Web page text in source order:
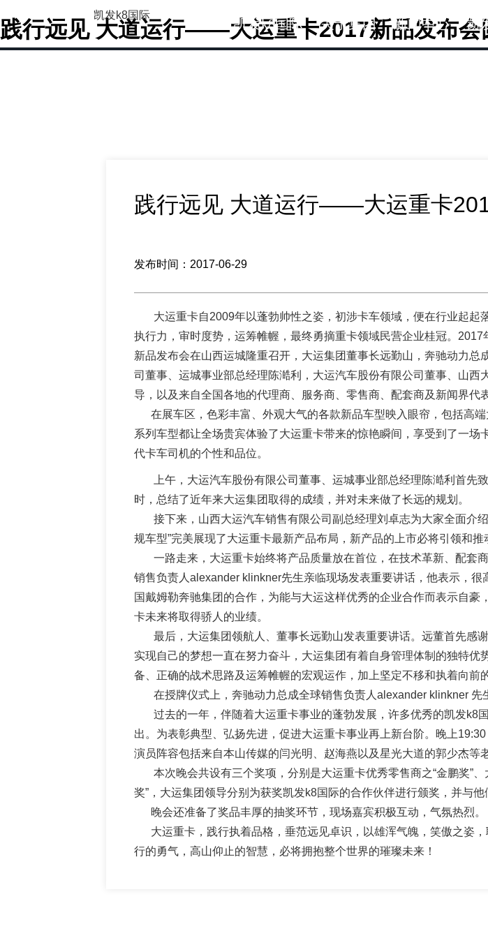
践行远见 大道运行——大运重卡2017新品发布会
凯发k8国际
凯发k8国际 关于集团 新闻中心 凯
践行远见 大道运行——大运重卡
发布时间：2017-06-29
大运重卡自2009年以蓬勃帅性之姿，初涉卡车领域，便在行业起起
执行力，审时度势，运筹帷幄，最终勇摘重卡领域民营企业桂冠。
新品发布会在山西运城隆重召开，大运集团董事长远勤山，奔驰动力
司董事、运城事业部总经理陈澔利，大运汽车股份有限公司董事、山
导，以及来自全国各地的代理商、服务商、零售商、配套商及新闻界代
在展车区，色彩丰富、外观大气的各款新品车型映入眼帘，包括高
系列车型都让全场贵宾体验了大运重卡带来的惊艳瞬间，享受到了一
代卡车司机的个性和品位。
上午，大运汽车股份有限公司董事、运城事业部总经理陈澔利首先
时，总结了近年来大运集团取得的成绩，并对未来做了长远的规划。
接下来，山西大运汽车销售有限公司副总经理刘卓志为大家全面介绍
规车型”完美展现了大运重卡最新产品布局，新产品的上市必将引领和
一路走来，大运重卡始终将产品质量放在首位，在技术革新、配套
销售负责人alexander klinkner先生亲临现场发表重要讲话，他表示，
国戴姆勒奔驰集团的合作，为能与大运这样优秀的企业合作而表示自
卡未来将取得骄人的业绩。
最后，大运集团领航人、董事长远勤山发表重要讲话。远董首先感
实现自己的梦想一直在努力奋斗，大运集团有着自身管理体制的独特
备、正确的战术思路及运筹帷幄的宏观运作，加上坚定不移和执着向前
在授牌仪式上，奔驰动力总成全球销售负责人alexander klinkner 先
过去的一年，伴随着大运重卡事业的蓬勃发展，许多优秀的凯发k8
出。为表彰典型、弘扬先进，促进大运重卡事业再上新台阶。晚上
演员阵容包括来自本山传媒的闫光明、赵海燕以及星光大道的郭少杰等
本次晚会共设有三个奖项，分别是大运重卡优秀零售商之“金鹏奖”、
奖”，大运集团领导分别为获奖凯发k8国际的合作伙伴进行颁奖，并与他
晚会还准备了奖品丰厚的抽奖环节，现场嘉宾积极互动，气氛热烈。
大运重卡，践行执着品格，垂范远见卓识，以雄浑气魄，笑傲之姿
行的勇气，高山仰止的智慧，必将拥抱整个世界的璀璨未来！